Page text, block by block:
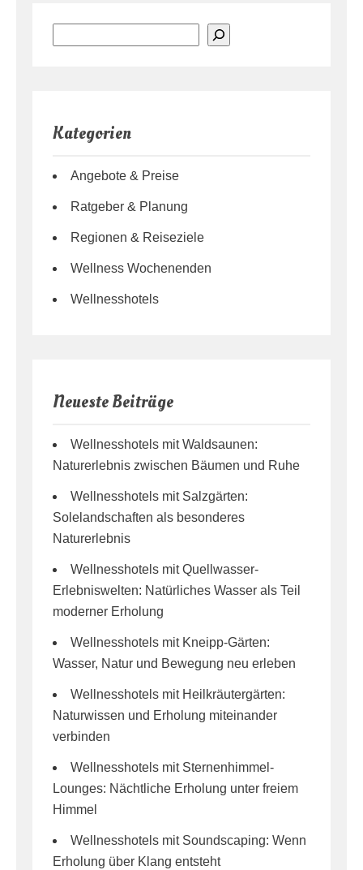
Kategorien
Angebote & Preise
Ratgeber & Planung
Regionen & Reiseziele
Wellness Wochenenden
Wellnesshotels
Neueste Beiträge
Wellnesshotels mit Waldsaunen:
Naturerlebnis zwischen Bäumen und Ruhe
Wellnesshotels mit Salzgärten:
Solelandschaften als besonderes
Naturerlebnis
Wellnesshotels mit Quellwasser-
Erlebniswelten: Natürliches Wasser als Teil
moderner Erholung
Wellnesshotels mit Kneipp-Gärten:
Wasser, Natur und Bewegung neu erleben
Wellnesshotels mit Heilkräutergärten:
Naturwissen und Erholung miteinander
verbinden
Wellnesshotels mit Sternenhimmel-
Lounges: Nächtliche Erholung unter freiem
Himmel
Wellnesshotels mit Soundscaping: Wenn
Erholung über Klang entsteht